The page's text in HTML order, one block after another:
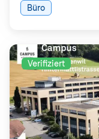
Büro
Verifiziert